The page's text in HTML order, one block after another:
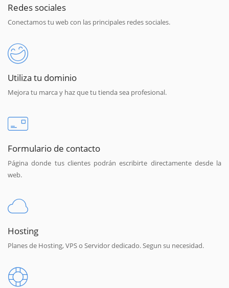
Redes sociales
Conectamos tu web con las principales redes sociales.
Utiliza tu dominio
Mejora tu marca y haz que tu tienda sea profesional.
Formulario de contacto
Página donde tus clientes podrán escribirte directamente desde la
web.
Hosting
Planes de Hosting, VPS o Servidor dedicado. Segun su necesidad.